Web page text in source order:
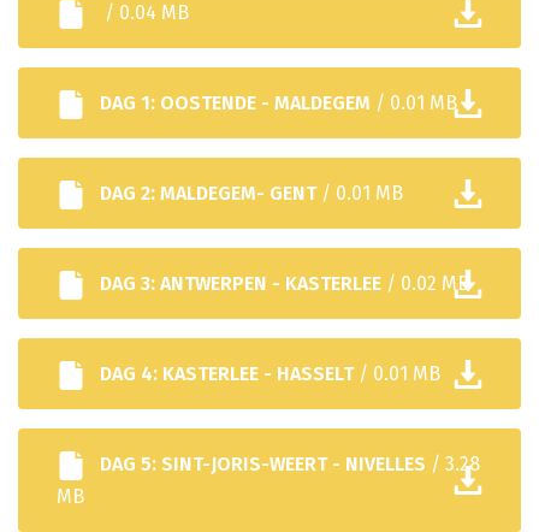
/ 0.04 MB
DAG 1: OOSTENDE - MALDEGEM / 0.01 MB
DAG 2: MALDEGEM- GENT / 0.01 MB
DAG 3: ANTWERPEN - KASTERLEE / 0.02 MB
DAG 4: KASTERLEE - HASSELT / 0.01 MB
DAG 5: SINT-JORIS-WEERT - NIVELLES / 3.28
MB